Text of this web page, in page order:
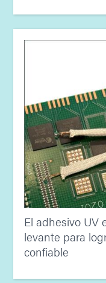
El adhesivo UV
levante para
confiable